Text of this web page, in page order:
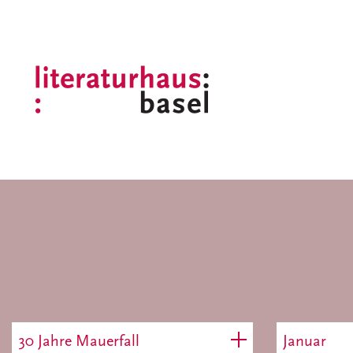
30 Jahre Mauerfall Januar